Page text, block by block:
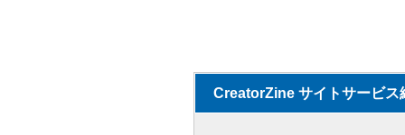
CreatorZine サイトサービス